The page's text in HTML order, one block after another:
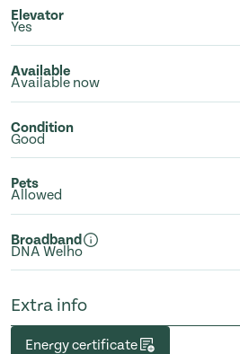
Elevator
Yes
Available
Available now
Condition
Good
Pets
Allowed
Broadband
DNA Welho
Extra info
Energy certificate